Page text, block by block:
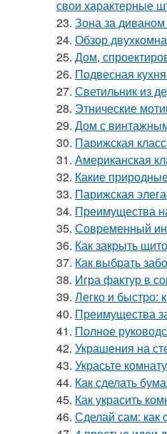
свои характерные
23. Зона за диваном
24. Обзор
25. Дом,
26. Подвесная
27. Светильник из
28. Этнические
29. Дом с
30. Парижская
31. Американская
32. Какие
33. Парижская
34. Преимущества
35. Современный
36. Как закрыть
37. Как выбрать
38. Игра фактур в
39. Легко и быстро:
40. Преимущества
41. Полное
42. Украшения на
43. Украсьте
44. Как сделать
45. Как украсить
46. Сделай сам: как